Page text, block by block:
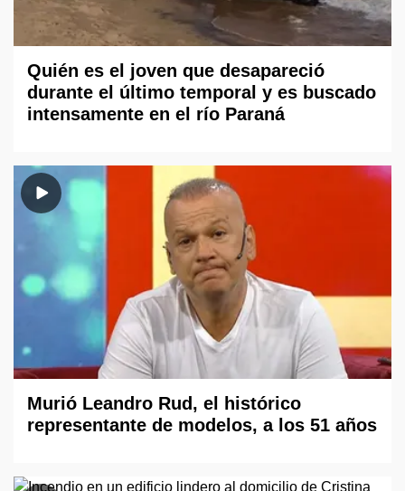
Quién es el joven que desapareció
durante el último temporal y es buscado
intensamente en el río Paraná
Murió Leandro Rud, el histórico
representante de modelos, a los 51 años